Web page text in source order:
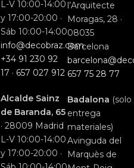
L-V 10:00-14:00
y 17:00-20:00 ·
Sáb 10:00-14:00
info@decobraz.com
+34 91 230 92
17 · 657 027 912
Alcalde Sainz
de Baranda, 65
· 28009 Madrid
L-V 10:00-14:00
y 17:00-20:00 ·
l’Arquitecte
Moragas, 28 ·
08035
Barcelona
657 75 28 77
Badalona (solo
entrega
materiales)
Avinguda del
Marquès de